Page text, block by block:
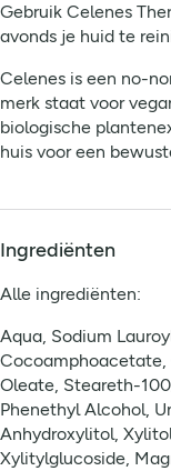
Gebruik Celenes
avonds je huid te
Celenes is een no-
merk staat voor
biologische
huis voor een
Ingrediënten
Alle ingrediënten:
Aqua, Sodium
Cocoamphoacetate,
Oleate, Steareth-
Phenethyl Alcohol,
Anhydroxylitol,
Xylitylglucoside,